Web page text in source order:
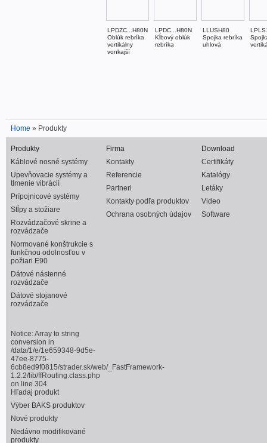
LPDZC...H80N
Oblúk rebríka
vertikálny
vonkajší
LPDC...H80N
Kĺbový oblúk
rebríka
LLUSH80
Spojka rebríka
uhlová
Home » Produkty
Produkty
Káblové nosné systémy
Upevňovacie systémy a
tlmenie vibrácií
Prípojnicové systémy
Stĺpy a stožiare
Rozvádzačové skrine a
rozvádzače
Normované konštrukcie s
funkčnou odolnosťou v
požiari E90
Dátové nástenné
rozvádzače
Dátové stojanové
rozvádzače
Notice: Array to string
conversion in
/data/1/e/1e659348-9d5e-
47ee-8775-
6cb8ed9f0815/strader.sk/web/_FastFramework-
1.2.2/lib/ffRouting.class.php
on line 304
Hľadaj produkt
Výber BAKS produktov
Nové produkty
Nedávno modifikované
produkty
Firma
Kontakty
Referencie
Partneri
Kontakty podľa produktov
Ochrana osobných údajov
Download
Certifikáty
Katalógy
Letáky
Video
Software